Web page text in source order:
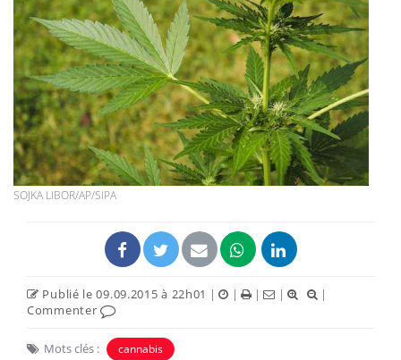
SOJKA LIBOR/AP/SIPA
Publié le 09.09.2015 à 22h01 | | | |
|
Commenter
Mots clés : cannabis